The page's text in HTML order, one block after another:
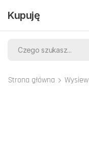
Kupuję
Strona główna Wysiew